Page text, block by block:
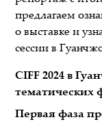
предлагаем
о выставке и
сессии в
CIFF 2024 в
тематических
Первая фаза